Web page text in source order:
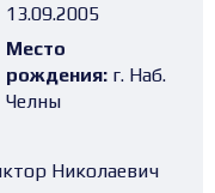
13.09.2005
Место
рождения: г. Наб.
Челны
Николаевич